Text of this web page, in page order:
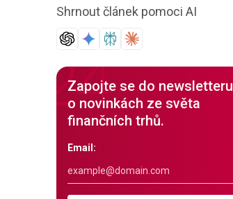
Shrnout článek pomoci AI
Zapojte se do newsletteru
o novinkách ze světa
finančních trhů.
Email: